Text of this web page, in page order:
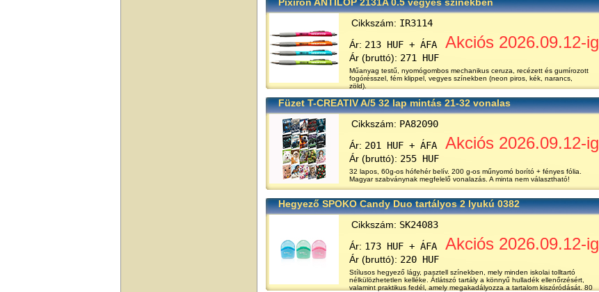
Cikkszám: IR3114
Ár: 213 HUF + ÁFA Akciós 2026.09.12-ig
Ár (bruttó): 271 HUF
Műanyag testű, nyomógombos mechanikus ceruza, recézett és gumírozott
fogórésszel, fém klippel, vegyes színekben (neon piros, kék, narancs,
zöld).
Füzet T-CREATIV A/5 32 lap mintás 21-32 vonalas
Cikkszám: PA82090
Ár: 201 HUF + ÁFA Akciós 2026.09.12-ig
Ár (bruttó): 255 HUF
32 lapos, 60g-os hófehér belív. 200 g-os műnyomó borító + fényes fólia.
Magyar szabványnak megfelelő vonalazás. A minta nem választható!
Hegyező SPOKO Candy Duo tartályos 2 lyukú 0382
Cikkszám: SK24083
Ár: 173 HUF + ÁFA Akciós 2026.09.12-ig
Ár (bruttó): 220 HUF
Stílusos hegyező lágy, pasztell színekben, mely minden iskolai tolltartó
nélkülözhetetlen kelléke. Átlátszó tartály a könnyű hulladék ellenőrzésért,
valamint praktikus fedél, amely megakadályozza a tartalom kiszóródását. 80